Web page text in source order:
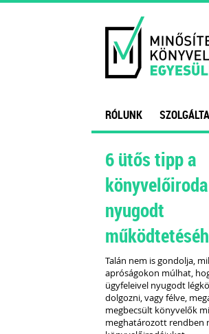
RÓLUNK
6 ütős tipp a
könyvelőiroda
nyugodt
Talán nem is gondolja,
apróságokon múlhat,
ügyfeleivel nyugodt
dolgozni, vagy félve,
megbecsült könyvelők
meghatározott rendben